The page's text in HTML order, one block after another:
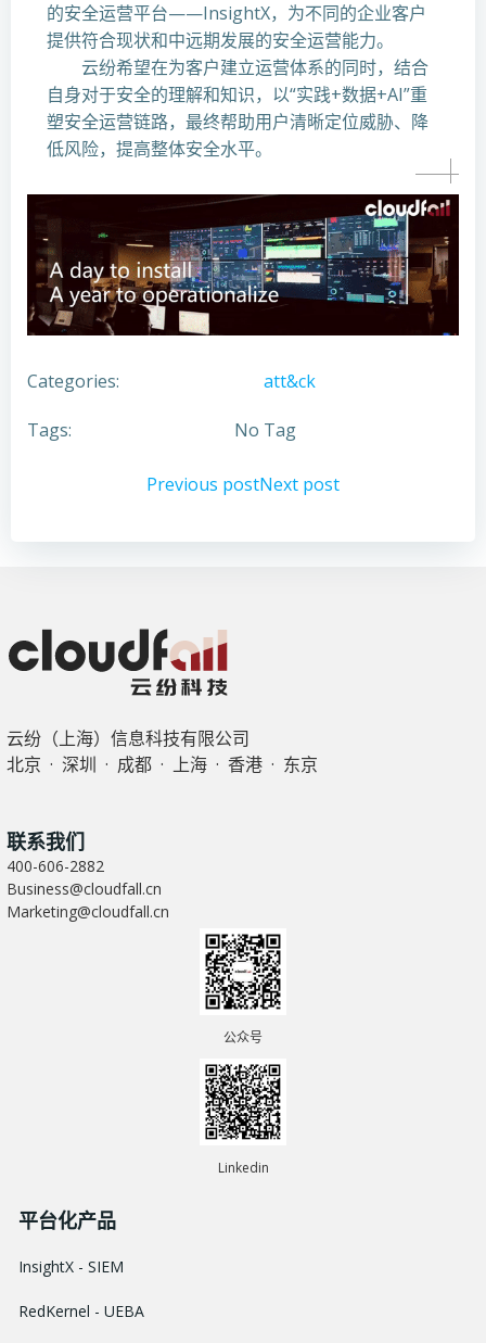
的安全运营平台——InsightX，为不同的企业客户
提供符合现状和中远期发展的安全运营能力。
云纷希望在为客户建立运营体系的同时，结合
自身对于安全的理解和知识，以“实践+数据+AI”重
塑安全运营链路，最终帮助用户清晰定位威胁、降
低风险，提高整体安全水平。
Categories: att&ck
Tags: No Tag
文
章
航
Previous post文
章
Next post
云纷（上海）信息科技有限公司
北京 · 深圳 · 成都 · 上海 · 香港 · 东京
联系我们
400-606-2882
Business@cloudfall.cn
Marketing@cloudfall.cn
公众号
Linkedin
平台化产品
InsightX - SIEM
RedKernel - UEBA